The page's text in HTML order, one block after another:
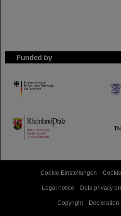
Funded by
HMWK
TMWWDG
Cookie Einstellungen
Legal notice Data privacy
Copyright Decleration